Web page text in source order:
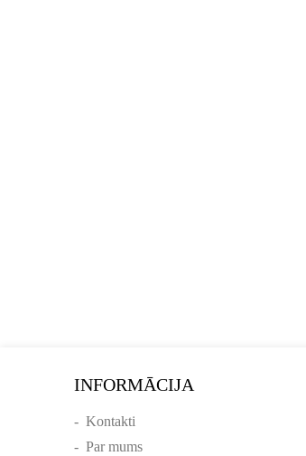
INFORMĀCIJA
- Kontakti
- Par mums